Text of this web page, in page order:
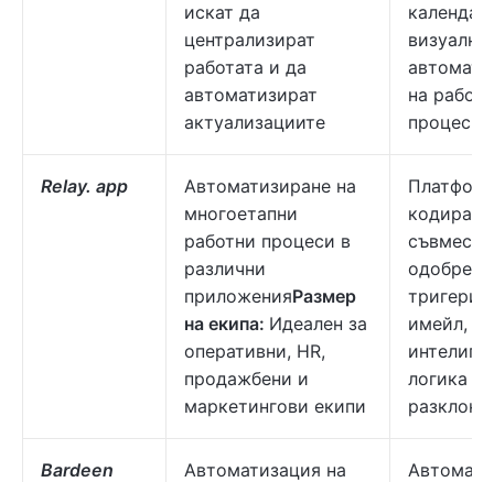
искат да
централизират
работата и да
автоматизират
актуализациите
визуална
на
процес.
Relay. app
Автоматизиране на
многоетапни
работни процеси в
различни
приложенияРазмер
на екипа: Идеален за
оперативни, HR,
продажбени и
маркетингови екипи
тригери
имейл,
логика за
Bardeen
Автоматизация на